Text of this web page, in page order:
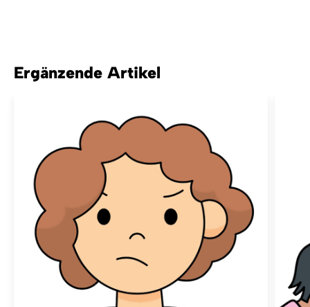
Ergänzende Artikel